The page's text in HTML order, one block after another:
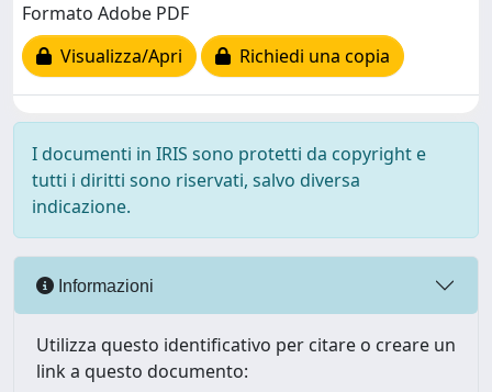
Formato Adobe PDF
Visualizza/Apri
Richiedi una copia
I documenti in IRIS sono protetti da copyright e
tutti i diritti sono riservati, salvo diversa
indicazione.
Informazioni
Utilizza questo identificativo per citare o creare un
link a questo documento: